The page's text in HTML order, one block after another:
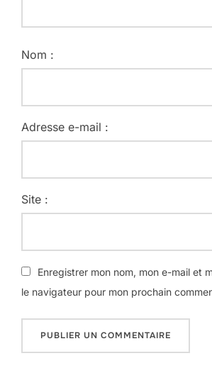
Nom :
Adresse e-mail :
Site :
Enregistrer mon nom, mon e-mail et
le navigateur pour mon prochain